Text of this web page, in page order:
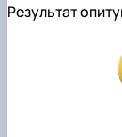
Результат